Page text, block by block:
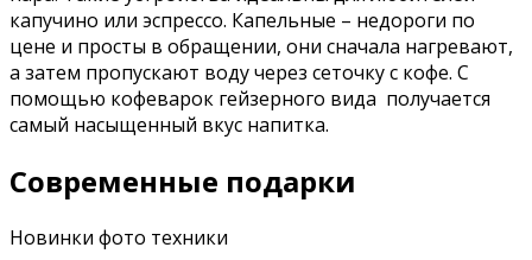
капучино или эспрессо. Капельные – недороги по
цене и просты в обращении, они сначала нагревают,
а затем пропускают воду через сеточку с кофе. С
помощью кофеварок гейзерного вида получается
самый насыщенный вкус напитка.
Современные подарки
Новинки фото техники